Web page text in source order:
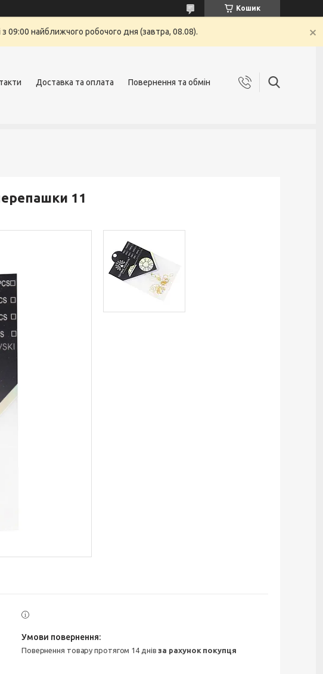
Кошик
09:00 найближчого робочого дня (завтра, 08.08).
Доставка та оплата Повернення та обмін
11
повернення товару протягом 14 днівза рахунок покупця